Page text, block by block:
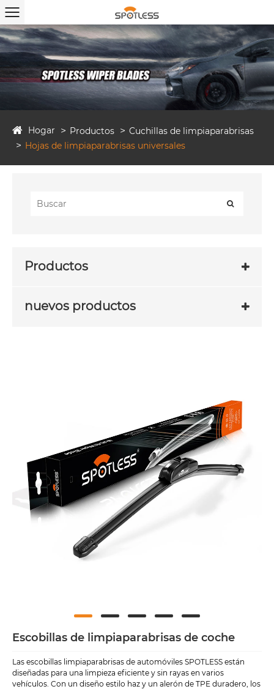
Hogar Productos
Cuchillas de limpiaparabrisas
Hojas de limpiaparabrisas universales
Productos
nuevos productos
Escobillas de limpiaparabrisas de coche
Las escobillas limpiaparabrisas de automóviles SPOTLESS están
diseñadas para una limpieza eficiente y sin rayas en varios
vehículos. Con un diseño estilo haz y un alerón de TPE duradero, los